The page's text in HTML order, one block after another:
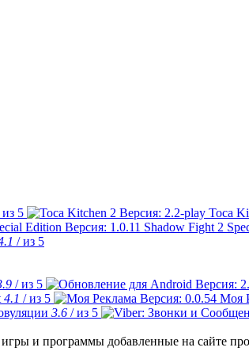
из 5 Toca
Shadow Fight 2
/ из 5
/ из 5
4.1 / из 5 Моя
3.6 / из 5
и программы добавленные на сайте